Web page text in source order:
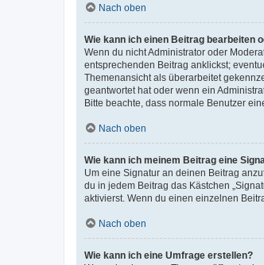
Nach oben
Wie kann ich einen Beitrag bearbeiten
Wenn du nicht Administrator oder
entsprechenden Beitrag anklickst;
Themenansicht als überarbeitet
geantwortet hat oder wenn ein
Bitte beachte, dass normale Benutzer
Nach oben
Wie kann ich meinem Beitrag eine
Um eine Signatur an deinen Beitrag
du in jedem Beitrag das Kästchen
aktivierst. Wenn du einen einzelnen
Nach oben
Wie kann ich eine Umfrage erstellen?